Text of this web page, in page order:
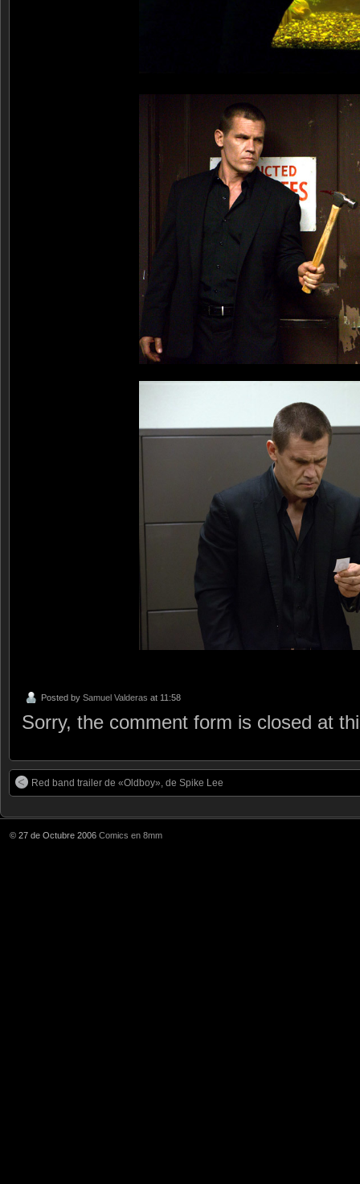
Posted by Samuel Valderas at 11:58
Sorry, the comment form is closed at
Red band trailer de «Oldboy», de Spike Lee
© 27 de Octubre 2006 Comics en 8mm